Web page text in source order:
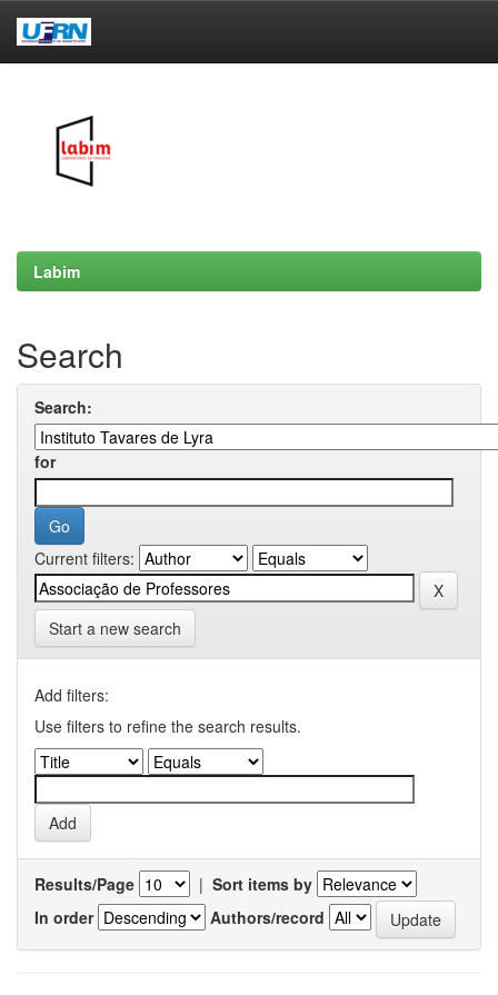
Labim
Search
Search:
for
Current filters:
Start a new search
Add filters:
Use filters to refine the search results.
Results/Page | Sort items by
In order
Authors/record